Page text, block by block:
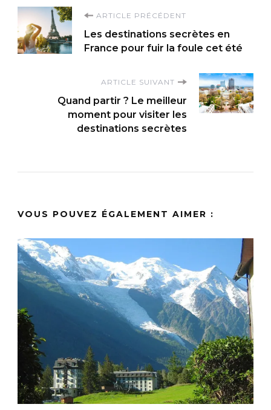
Navigation
d'article
ARTICLE PRÉCÉDENT
Les destinations secrètes en
France pour fuir la foule cet été
ARTICLE SUIVANT
Quand partir ? Le meilleur
moment pour visiter les
destinations secrètes
VOUS POUVEZ ÉGALEMENT AIMER :